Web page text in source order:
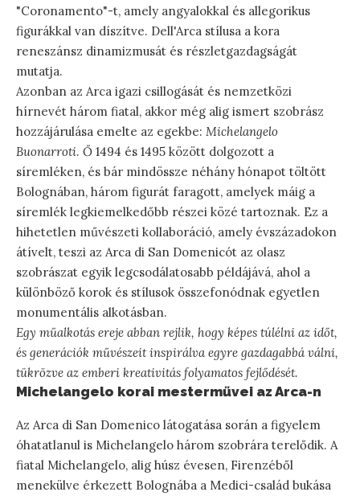
"Coronamento"-t, amely angyalokkal és allegorikus
figurákkal van díszítve. Dell'Arca stílusa a kora
reneszánsz dinamizmusát és részletgazdagságát
mutatja.
Azonban az Arca igazi csillogását és nemzetközi
hírnevét három fiatal, akkor még alig ismert szobrász
hozzájárulása emelte az egekbe: Michelangelo
Buonarroti. Ő 1494 és 1495 között dolgozott a
síremléken, és bár mindössze néhány hónapot töltött
Bolognában, három figurát faragott, amelyek máig a
síremlék legkiemelkedőbb részei közé tartoznak. Ez a
hihetetlen művészeti kollaboráció, amely évszázadokon
átívelt, teszi az Arca di San Domenicót az olasz
szobrászat egyik legcsodálatosabb példájává, ahol a
különböző korok és stílusok összefonódnak egyetlen
monumentális alkotásban.
Egy műalkotás ereje abban rejlik, hogy képes túlélni az időt,
és generációk művészeit inspirálva egyre gazdagabbá válni,
tükrözve az emberi kreativitás folyamatos fejlődését.
Michelangelo korai mesterművei az Arca-n
Az Arca di San Domenico látogatása során a figyelem
óhatatlanul is Michelangelo három szobrára terelődik. A
fiatal Michelangelo, alig húsz évesen, Firenzéből
menekülve érkezett Bolognába a Medici-család bukása